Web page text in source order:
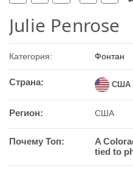
Julie Penrose
Категория: Фонтан
Страна: США
Регион: США
Почему Топ:
A
tied to